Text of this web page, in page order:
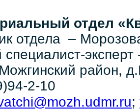
отдел
отдела –
район,
2-10
;